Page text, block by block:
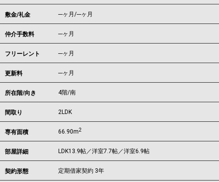
敷金/礼金 ---ヶ月/---ヶ月
仲介手数料 ---ヶ月
フリーレント ---ヶ月
更新料 ---ヶ月
所在階/向き 4階/南
間取り 2LDK
専有面積 66.90m2
部屋詳細 LDK13.9帖／洋室7.7帖／洋室6.9帖
契約形態 定期借家契約 3年